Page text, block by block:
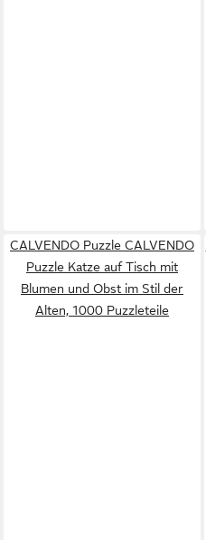
CALVENDO Puzzle CALVENDO
Puzzle Katze auf Tisch mit
Blumen und Obst im Stil der
Alten, 1000 Puzzleteile